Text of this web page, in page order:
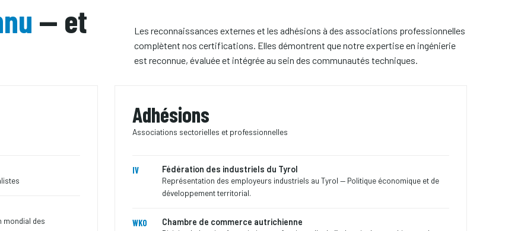
— et
Les reconnaissances externes et les adhésions à des associations professionnelles
complètent nos certifications. Elles démontrent que notre expertise en ingénierie
est reconnue, évaluée et intégrée au sein des communautés techniques.
mondial des
Adhésions
Associations sectorielles et professionnelles
IV
Fédération des industriels du Tyrol
Représentation des employeurs industriels au Tyrol — Politique économique et de
développement territorial.
WKO
Chambre de commerce autrichienne